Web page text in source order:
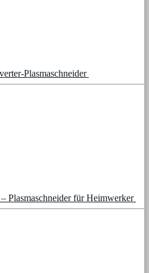
Plasmaschneider
Plasmaschneider für Heimwerker